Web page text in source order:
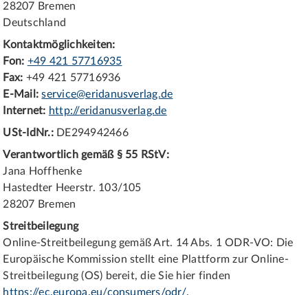
28207 Bremen
Deutschland
Kontaktmöglichkeiten:
Fon: +49 421 57716935
Fax: +49 421 57716936
E-Mail: service@eridanusverlag.de
Internet: http://eridanusverlag.de
USt-IdNr.: DE294942466
Verantwortlich gemäß § 55 RStV:
Jana Hoffhenke
Hastedter Heerstr. 103/105
28207 Bremen
Streitbeilegung
Online-Streitbeilegung gemäß Art. 14 Abs. 1 ODR-VO: Die
Europäische Kommission stellt eine Plattform zur Online-
Streitbeilegung (OS) bereit, die Sie hier finden
https://ec.europa.eu/consumers/odr/.